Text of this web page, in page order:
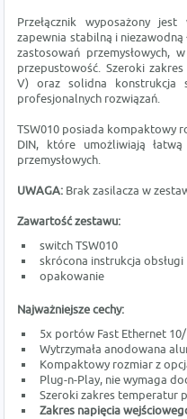
Przełącznik wyposażony
zapewnia stabilną i niezawodną
zastosowań przemysłowych,
przepustowość. Szeroki
V) oraz solidna konstrukcja
profesjonalnych rozwiązań.
TSW010 posiada kompaktowy
DIN, które umożliwiają
przemysłowych.
UWAGA: Brak zasilacza w
Zawartość zestawu:
switch TSW010
skrócona instrukcja obsługi
opakowanie
Najważniejsze cechy:
5x portów Fast Ethernet
Wytrzymała anodowana
Kompaktowy rozmiar z
Plug-n-Play, nie wymaga
Szeroki zakres temperatur
Zakres napięcia